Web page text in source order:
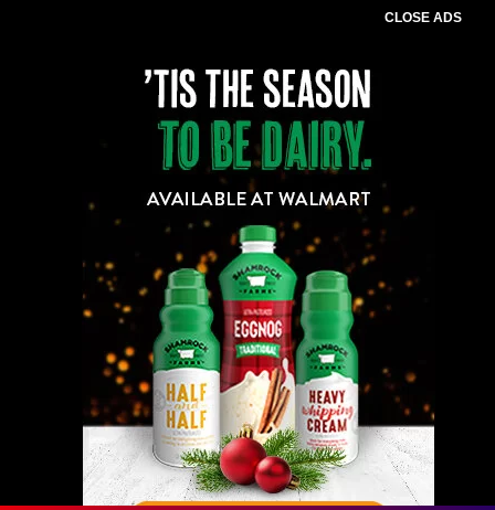
CLOSE ADS